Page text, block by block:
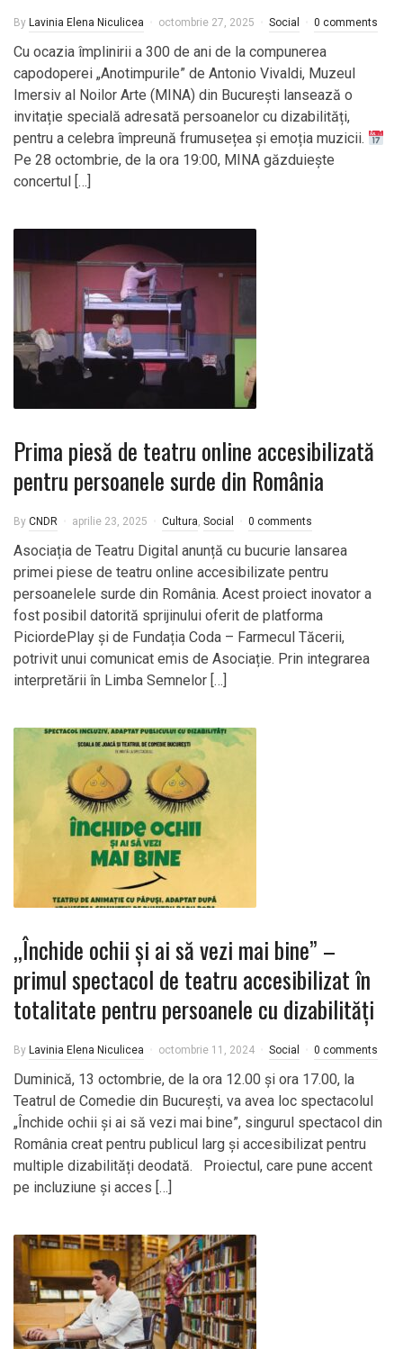
By Lavinia Elena Niculicea octombrie 27, 2025 Social 0 comments
Cu ocazia împlinirii a 300 de ani de la compunerea
capodoperei „Anotimpurile” de Antonio Vivaldi, Muzeul
Imersiv al Noilor Arte (MINA) din București lansează o
invitație specială adresată persoanelor cu dizabilități,
pentru a celebra împreună frumusețea și emoția muzicii.
Pe 28 octombrie, de la ora 19:00, MINA găzduiește
concertul […]
Prima piesă de teatru online accesibilizată
pentru persoanele surde din România
By CNDR aprilie 23, 2025 Cultura, Social 0 comments
Asociația de Teatru Digital anunță cu bucurie lansarea
primei piese de teatru online accesibilizate pentru
persoanelele surde din România. Acest proiect inovator a
fost posibil datorită sprijinului oferit de platforma
PiciordePlay și de Fundația Coda – Farmecul Tăcerii,
potrivit unui comunicat emis de Asociație. Prin integrarea
interpretării în Limba Semnelor […]
,,Închide ochii şi ai să vezi mai bine” –
primul spectacol de teatru accesibilizat în
totalitate pentru persoanele cu dizabilități
By Lavinia Elena Niculicea octombrie 11, 2024 Social 0 comments
Duminică, 13 octombrie, de la ora 12.00 și ora 17.00, la
Teatrul de Comedie din București, va avea loc spectacolul
„Închide ochii și ai să vezi mai bine”, singurul spectacol din
România creat pentru publicul larg și accesibilizat pentru
multiple dizabilități deodată. Proiectul, care pune accent
pe incluziune și acces […]